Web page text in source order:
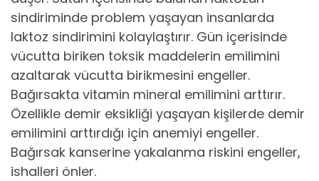
sindiriminde problem yaşayan insanlarda
laktoz sindirimini kolaylaştırır. Gün içerisinde
vücutta biriken toksik maddelerin emilimini
azaltarak vücutta birikmesini engeller.
Bağırsakta vitamin mineral emilimini arttırır.
Özellikle demir eksikliği yaşayan kişilerde demir
emilimini arttırdığı için anemiyi engeller.
Bağırsak kanserine yakalanma riskini engeller,
ishalleri önler.